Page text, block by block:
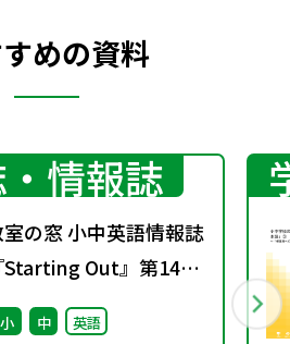
めの資料
情報誌
の窓 小中英語情報誌
Starting Out』第14号
年春号)
小 中 英語